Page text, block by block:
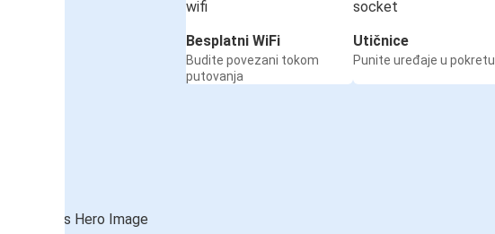
Besplatni WiFi
Budite povezani tokom
putovanja
Utičnice
Punite uređaje u pokretu